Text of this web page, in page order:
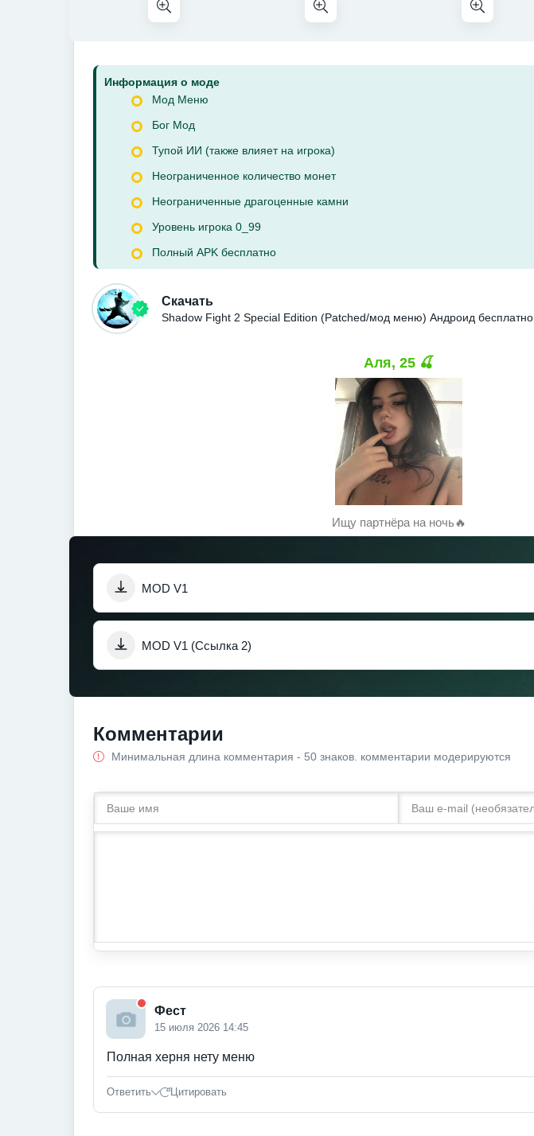
Информация о моде
Мод Меню
Бог Мод
Тупой ИИ (также влияет на игрока)
Неограниченное количество монет
Неограниченные драгоценные камни
Уровень игрока 0_99
Полный APK бесплатно
Скачать
Shadow Fight 2 Special Edition (Patched/мод меню) Андроид бесплатно
Аля, 25 🍒
Ищу партнёра на ночь🔥
MOD V1
MOD V1 (Ссылка 2)
Комментарии
Минимальная длина комментария - 50 знаков. комментарии модерируются
Фест
15 июля 2026 14:45
Полная херня нету меню
Ответить Цитировать